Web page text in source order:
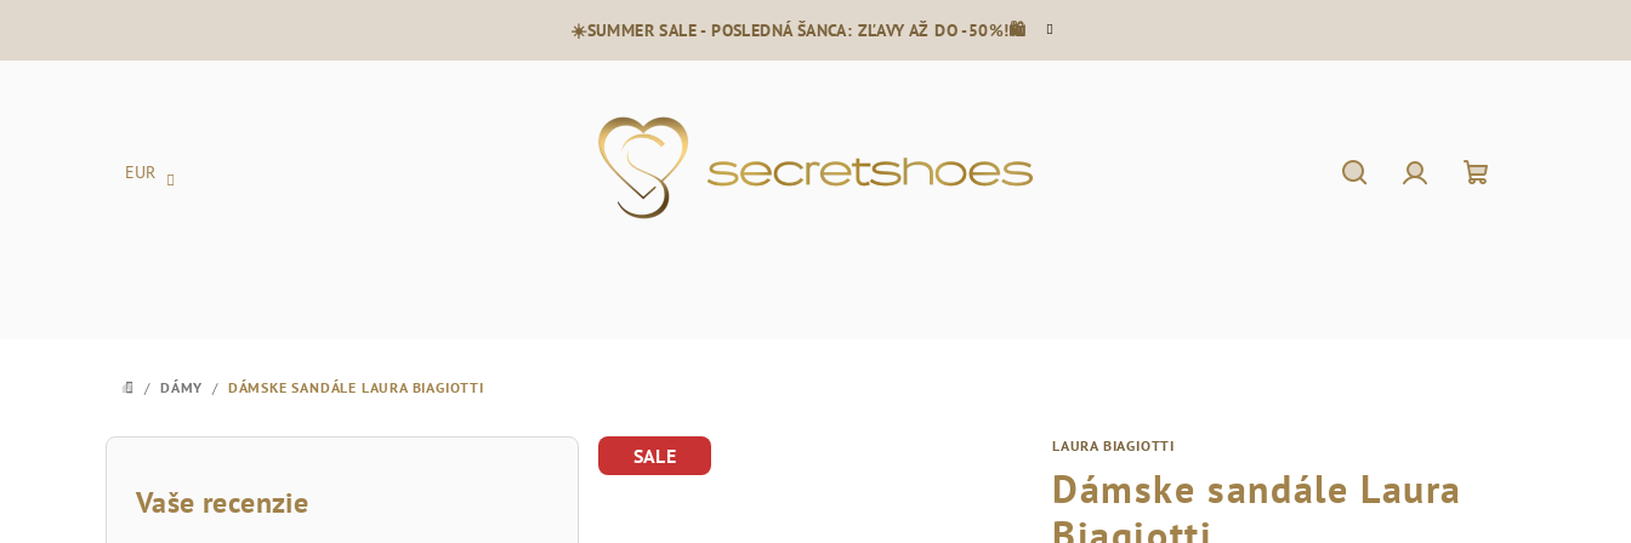
☀️SUMMER SALE - POSLEDNÁ ŠANCA: ZĽAVY AŽ DO -50%!🛍️
EUR
DOMOV
/ DÁMY / DÁMSKE SANDÁLE LAURA BIAGIOTTI
B
Vaše recenzie
LAURA BIAGIOTTI
Dámske sandále Laura
SALE